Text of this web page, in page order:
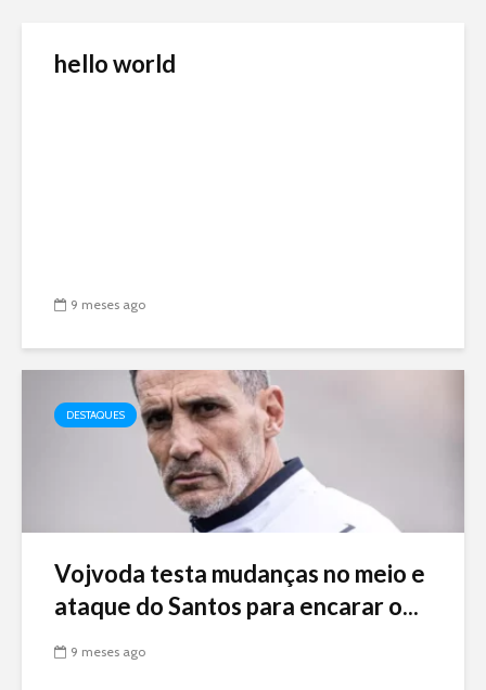
hello world
9 meses ago
DESTAQUES
Vojvoda testa mudanças no meio e
ataque do Santos para encarar o...
9 meses ago